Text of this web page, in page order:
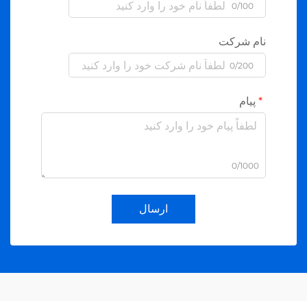
0/100
نام شرکت
0/200
پیام
0/1000
ارسال